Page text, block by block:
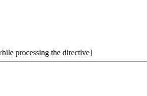
processing the directive]